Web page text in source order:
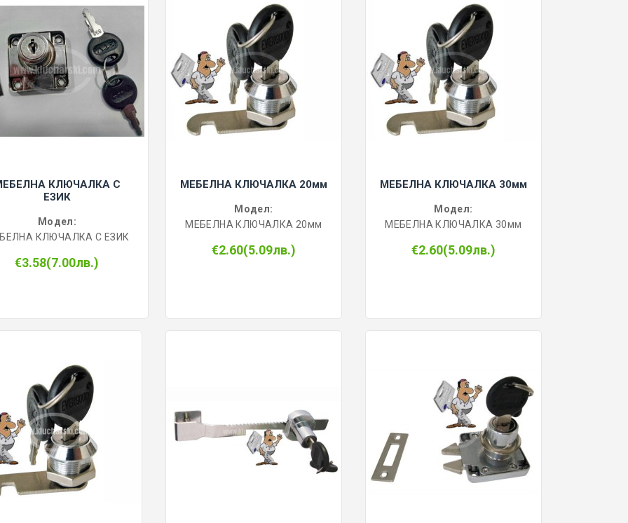
КЛЮЧАЛКА С
ЕЗИК
Модел:
КЛЮЧАЛКА С ЕЗИК
€3.58(7.00лв.)
МЕБЕЛНА КЛЮЧАЛКА 20мм
Модел:
МЕБЕЛНА КЛЮЧАЛКА 20мм
€2.60(5.09лв.)
МЕБЕЛНА КЛЮЧАЛКА 30мм
Модел:
МЕБЕЛНА КЛЮЧАЛКА 30мм
€2.60(5.09лв.)